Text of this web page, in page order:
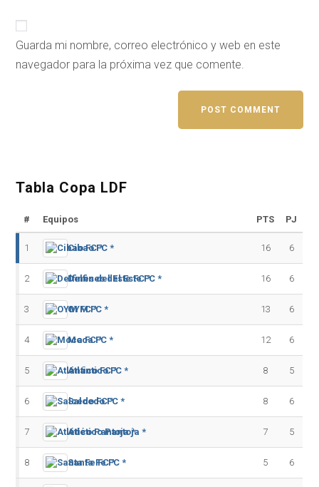
Guarda mi nombre, correo electrónico y web en este
navegador para la próxima vez que comente.
Tabla Copa LDF
# Equipos PTS PJ
1 Cibao FC * 16 6
2 Delfines del Este FC * 16 6
3 OYM FC * 13 6
4 Moca FC * 12 6
5 Atlántico FC * 8 5
6 Salcedo FC * 8 6
7 Atlético Pantoja * 7 5
8 Santa Fe FC * 5 6